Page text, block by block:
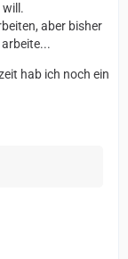
will.
aber bisher
arbeite...
hab ich noch ein